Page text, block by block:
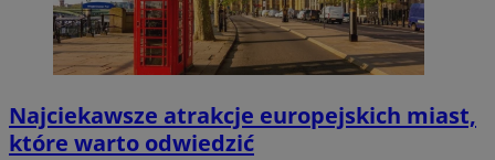
Najciekawsze atrakcje europejskich miast,
które warto odwiedzić